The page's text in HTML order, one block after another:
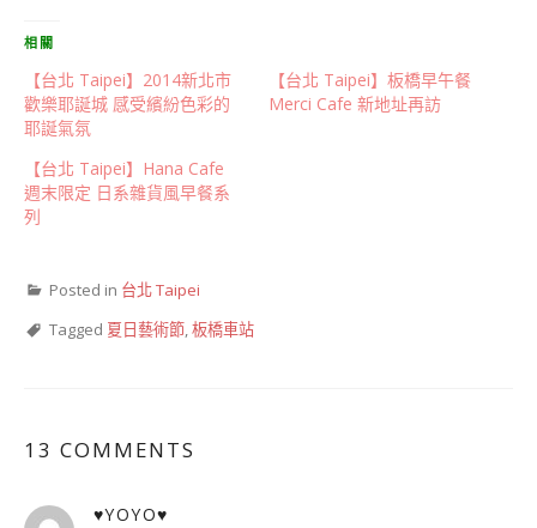
相關
【台北 Taipei】2014新北市
歡樂耶誕城 感受繽紛色彩的
耶誕氣氛
【台北 Taipei】板橋早午餐
Merci Cafe 新地址再訪
【台北 Taipei】Hana Cafe
週末限定 日系雜貨風早餐系
列
Posted in 台北 Taipei
Tagged 夏日藝術節,板橋車站
13 COMMENTS
♥YOYO♥